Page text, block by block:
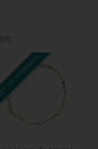
VOORRAAD